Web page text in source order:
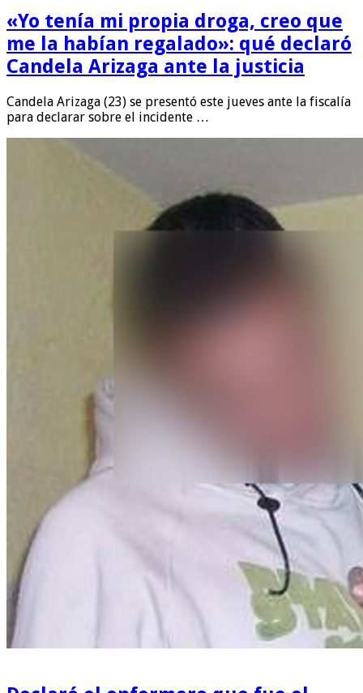
«Yo tenía mi propia droga, creo que
me la habían regalado»: qué declaró
Candela Arizaga ante la justicia
Candela Arizaga (23) se presentó este jueves ante la fiscalía
para declarar sobre el incidente …